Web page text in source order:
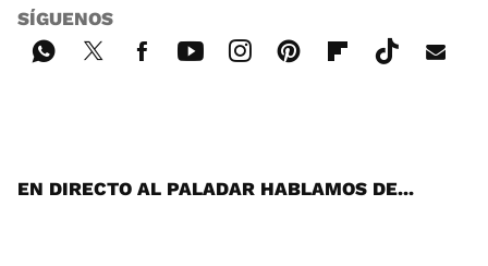
SÍGUENOS
EN DIRECTO AL PALADAR HABLAMOS DE...